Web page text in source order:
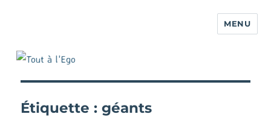
MENU
Étiquette :géants